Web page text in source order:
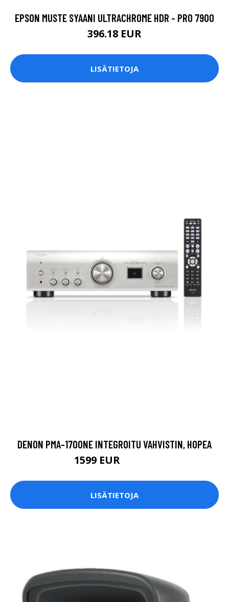
EPSON MUSTE SYAANI ULTRACHROME HDR - PRO 7900
396.18 EUR
LISÄTIETOJA
DENON PMA-1700NE INTEGROITU VAHVISTIN, HOPEA
1599 EUR
LISÄTIETOJA